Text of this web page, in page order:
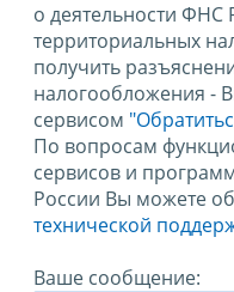
о деятельности ФНС
территориальных
получить
налогообложения -
сервисом
По вопросам
сервисов и
России Вы можете
технической
Ваше сообщение: